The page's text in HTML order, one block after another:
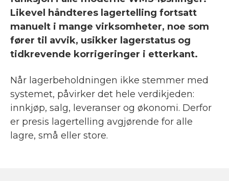
Likevel håndteres lagertelling fortsatt
manuelt i mange virksomheter, noe som
fører til avvik, usikker lagerstatus og
tidkrevende korrigeringer i etterkant.
Når lagerbeholdningen ikke stemmer med
systemet, påvirker det hele verdikjeden:
innkjøp, salg, leveranser og økonomi. Derfor
er presis lagertelling avgjørende for alle
lagre, små eller store.